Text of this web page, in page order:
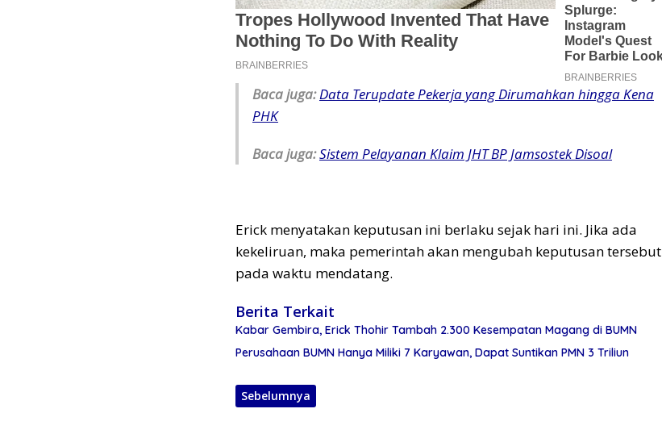
Baca juga:Data Terupdate Pekerja yang Dirumahkan hingga Kena
PHK
Baca juga:Sistem Pelayanan Klaim JHT BP Jamsostek Disoal
Erick menyatakan keputusan ini berlaku sejak hari ini. Jika ada
kekeliruan, maka pemerintah akan mengubah keputusan tersebut
pada waktu mendatang.
Berita Terkait
Kabar Gembira, Erick Thohir Tambah 2.300 Kesempatan Magang di BUMN
Perusahaan BUMN Hanya Miliki 7 Karyawan, Dapat Suntikan PMN 3 Triliun
Sebelumnya